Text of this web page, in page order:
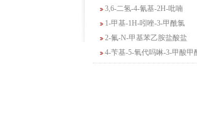
2-吗啉甲酸乙酯